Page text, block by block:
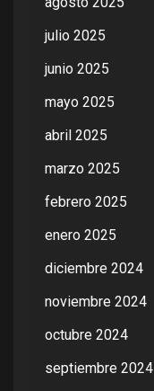
julio 2025
junio 2025
mayo 2025
abril 2025
marzo 2025
febrero 2025
enero 2025
diciembre 2024
noviembre 2024
octubre 2024
septiembre 2024